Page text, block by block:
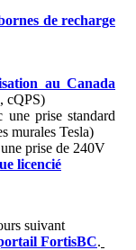
de recharge
au Canada
cQPS)
prise standard
murales Tesla)
prise de 240V
licencié
suivant
FortisBC.